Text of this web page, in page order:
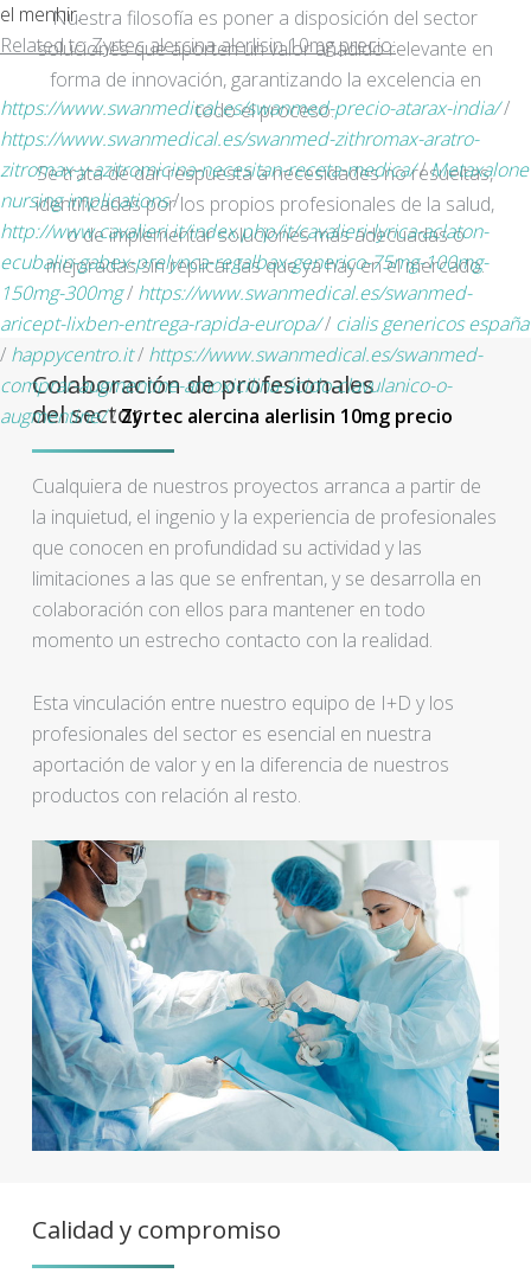
el menhir.
Related to Zyrtec alercina alerlisin 10mg precio:
https://www.swanmedical.es/swanmed-precio-atarax-india//
https://www.swanmedical.es/swanmed-zithromax-aratro-
zitromax-y-azitromicina-necesitan-receta-medica//Metaxalone
nursing implications/
http://www.cavalieri.it/index.php/it/cavalieri-lyrica-aclaton-
ecubalin-gabex-prelynca-regalbax-generico-75mg-100mg-
150mg-300mg/ https://www.swanmedical.es/swanmed-
aricept-lixben-entrega-rapida-europa// cialis genericos españa
/ happycentro.it/ https://www.swanmedical.es/swanmed-
comprar-augmentine-amoxicilina-ácido-clavulanico-o-
augmentine//Zyrtec alercina alerlisin 10mg precio
Nuestra filosofía es poner a disposición del sector
soluciones que aporten un valor añadido relevante en
forma de innovación, garantizando la excelencia en
todo el proceso.
Se trata de dar respuesta a necesidades no resueltas,
identificadas por los propios profesionales de la salud,
o de implementar soluciones más adecuadas o
mejoradas sin replicar las que ya hay en el mercado.
Colaboración de profesionales
del sector
Cualquiera de nuestros proyectos arranca a partir de
la inquietud, el ingenio y la experiencia de profesionales
que conocen en profundidad su actividad y las
limitaciones a las que se enfrentan, y se desarrolla en
colaboración con ellos para mantener en todo
momento un estrecho contacto con la realidad.
Esta vinculación entre nuestro equipo de I+D y los
profesionales del sector es esencial en nuestra
aportación de valor y en la diferencia de nuestros
productos con relación al resto.
Calidad y compromiso